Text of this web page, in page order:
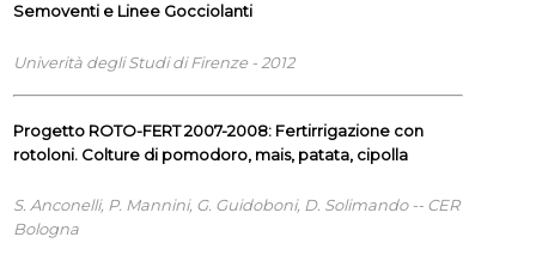
Semoventi e Linee Gocciolanti
Univerità degli Studi di Firenze - 2012
Progetto ROTO-FERT 2007-2008: Fertirrigazione con
rotoloni. Colture di pomodoro, mais, patata, cipolla
S. Anconelli, P. Mannini, G. Guidoboni, D. Solimando -- CER
Bologna